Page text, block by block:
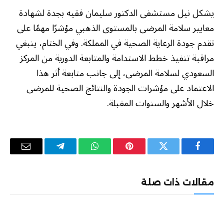
يشكل نيل مستشفى الدكتور سليمان فقيه بجدة لشهادة
معايير سلامة المرضى بالمستوى الذهبي مؤشرًا مهمًا على
تقدم جودة الرعاية الصحية في المملكة. وفي الختام، ينبغي
مراقبة تنفيذ خطط الاستدامة والمتابعة الدورية من المركز
السعودي لسلامة المرضى، إلى جانب متابعة أثر هذا
الاعتماد على مؤشرات الجودة والنتائج الصحية للمرضى
خلال الأشهر والسنوات المقبلة.
فيسبوك تويتر بينتيريستواتساب تيلقرام
البريد
مقالات ذات صلة